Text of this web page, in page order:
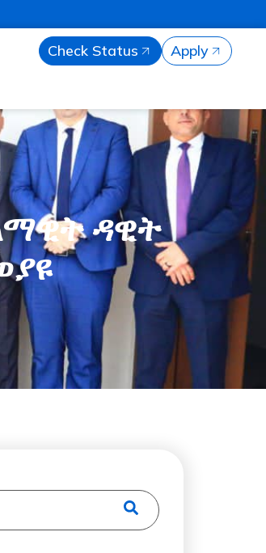
Check Status Apply
ዳዊት